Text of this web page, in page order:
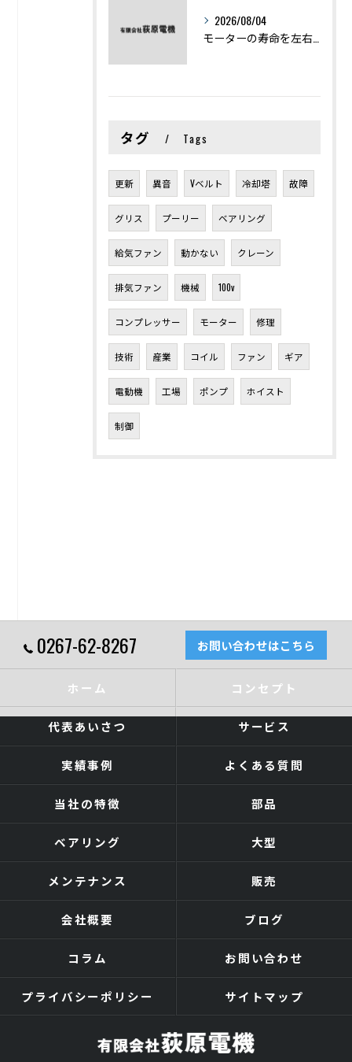
2026/08/04
タグ Tags
更新 異音 Vベルト 冷却塔 故障
グリス プーリー ベアリング
給気ファン 動かない クレーン
排気ファン 機械 100v
コンプレッサー モーター 修理
技術 産業 コイル ファン ギア
電動機 工場 ポンプ ホイスト
制御
0267-62-8267 お問い合わせはこちら
ホーム コンセプト
代表あいさつ サービス
実績事例 よくある質問
当社の特徴 部品
ベアリング 大型
メンテナンス 販売
会社概要 ブログ
コラム お問い合わせ
プライバシーポリシー サイトマップ